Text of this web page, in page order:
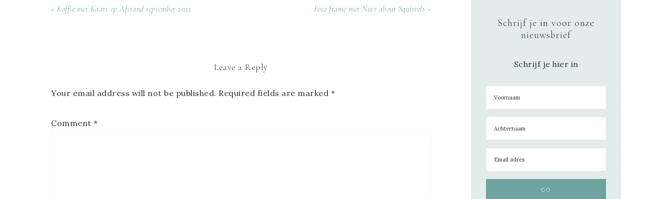
« Koffie met Kaart op Afstand september 2021 Foto frame met Nuts about Squirrels »
Leave a Reply
Your email address will not be published. Required fields are marked *
Comment *
Schrijf je in voor onze
nieuwsbrief
Schrijf je hier in